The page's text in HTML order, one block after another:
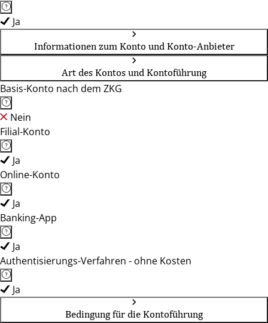
Ja
Informationen zum Konto und Konto-Anbieter
Art des Kontos und Kontoführung
Basis-Konto nach dem ZKG
Nein
Filial-Konto
Ja
Online-Konto
Ja
Banking-App
Ja
Authentisierungs-Verfahren - ohne Kosten
Ja
Bedingung für die Kontoführung